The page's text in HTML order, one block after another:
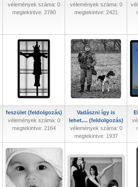
vélemények száma: 0
megtekintve: 2780
vélemények száma: 0
megtekintve: 2421
feszület (feldolgozás)
vélemények száma: 0
megtekintve: 2164
Vadászni így is
lehet.... (feldolgozás)
vélemények száma: 0
megtekintve: 1937